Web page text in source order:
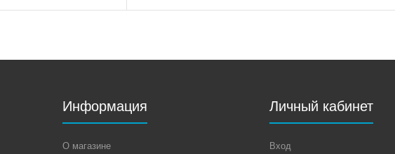
Информация
О магазине
Личный кабинет
Вход